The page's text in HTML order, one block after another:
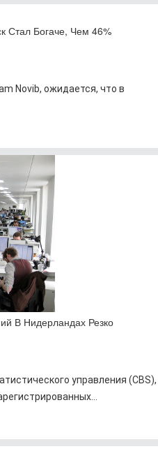
Стал Богаче, Чем 46%
Novib, ожидается, что в
В Нидерландах Резко
управления (CBS),